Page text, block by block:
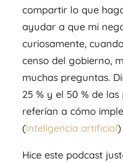
compartir lo que
ayudar a que mi
curiosamente,
censo del gobierno,
muchas preguntas.
25 % y el 50 % de
referían a cómo
(Inteligencia artificial
Hice este podcast